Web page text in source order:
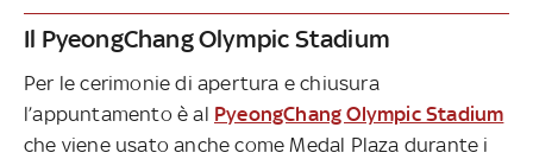
Il PyeongChang Olympic Stadium
Per le cerimonie di apertura e chiusura
l’appuntamento è al PyeongChang Olympic Stadium
che viene usato anche come Medal Plaza durante i